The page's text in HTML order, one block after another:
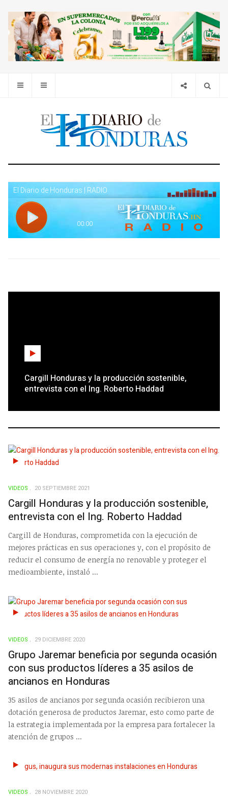
Cargill Honduras y la producción sostenible,
entrevista con el Ing. Roberto Haddad
VIDEOS 20 SEPTIEMBRE 2021
Cargill Honduras y la producción sostenible,
entrevista con el Ing. Roberto Haddad
Cargill de Honduras, comprometida con la ejecución de
mejores prácticas en sus operaciones y, con el propósito de
reducir el consumo de energía no renovable y proteger el
medioambiente, instaló ...
VIDEOS 29 DICIEMBRE 2020
Grupo Jaremar beneficia por segunda ocasión
con sus productos líderes a 35 asilos de
ancianos en Honduras
35 asilos de ancianos por segunda ocasión recibieron una
dotación generosa de productos Jaremar, esto como parte de
la estrategia implementada por la empresa para fortalecer la
atención de grupos ...
VIDEOS 28 NOVIEMBRE 2020